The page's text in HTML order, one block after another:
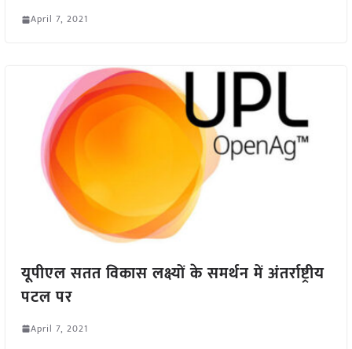
April 7, 2021
यूपीएल सतत विकास लक्ष्यों के समर्थन में अंतर्राष्ट्रीय
पटल पर
April 7, 2021